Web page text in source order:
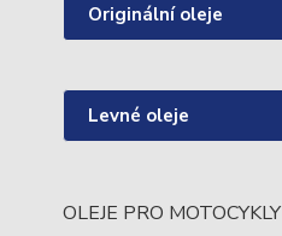
Originální oleje
Levné oleje
OLEJE PRO MOTOCYKLY